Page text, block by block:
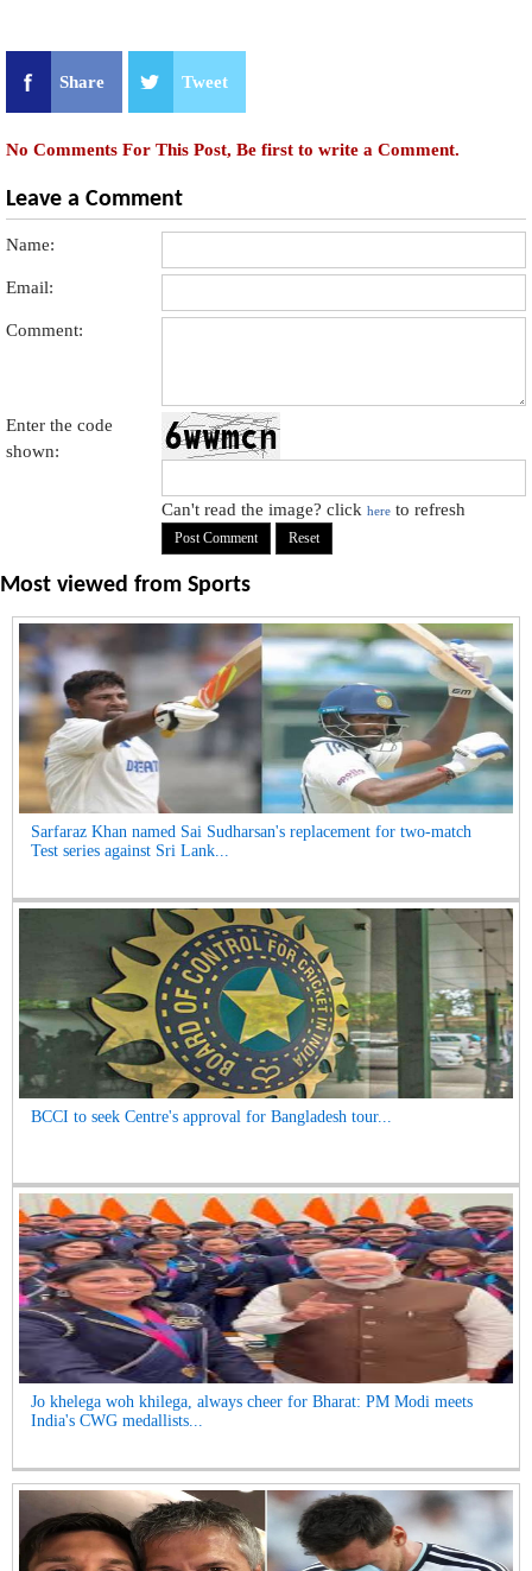
Share Tweet
No Comments For This Post, Be first to write a Comment.
Leave a Comment
Name:
Email:
Comment:
Enter the code
shown:
Can't read the image? clickhere to refresh
Most viewed from Sports
Sarfaraz Khan named Sai Sudharsan's replacement for two-match
Test series against Sri Lank...
BCCI to seek Centre's approval for Bangladesh tour...
Jo khelega woh khilega, always cheer for Bharat: PM Modi meets
India's CWG medallists...